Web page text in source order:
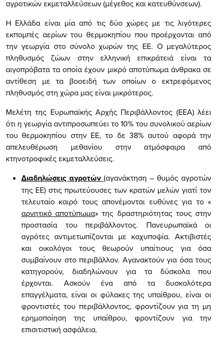
αγροτικών εκμεταλλεύσεων (μέγεθος και κατευθύνσεων).
Η Ελλάδα είναι μία από τις δύο χώρες με τις λιγότερες
εκπομπές αερίων του θερμοκηπίου που προέρχονται από
την γεωργία στο σύνολο χωρών της ΕΕ. Ο μεγαλύτερος
πληθυσμός ζώων στην ελληνική επικράτειά είναι τα
αιγοπρόβατα τα οποία έχουν μικρό αποτύπωμα άνθρακα σε
αντίθεση με τα βοοειδή των οποίων ο εκτρεφόμενος
πληθυσμός στη χώρα μας είναι μικρότερος.
Μελέτη της Ευρωπαϊκής Αρχής Περιβάλλοντος (ΕΕΑ) λέει
ότι η γεωργία αντιπροσωπεύει το 10% του συνολικού αερίων
του θερμοκηπίου στην ΕΕ, το δε 38% αυτού αφορά την
απελευθέρωση μεθανίου στην ατμόσφαιρα από
κτηνοτροφικές εκμεταλλεύσεις.
Διαδηλώσεις αγροτών (αγανάκτηση – θυμός αγροτών
της ΕΕ) στις πρωτεύουσες των κρατών μελών γιατί τον
τελευταίο καιρό τους απονέμονται ευθύνες για το «
αρνητικό αποτύπωμα» της δραστηριότητας τους στην
προστασία του περιβάλλοντος. Πανευρωπαϊκά οι
αγρότες αντιμετωπίζονται με καχυποψία. Ακτιβιστές
και οικολόγοι τους θεωρούν υπαίτιους για όσα
συμβαίνουν στο περιβάλλον. Αγανακτούν για όσα τους
κατηγορούν, διαδηλώνουν για τα δύσκολα που
έρχονται. Ασκούν ένα από τα δυσκολότερα
επαγγέλματα, είναι οι φύλακες της υπαίθρου, είναι οι
φροντιστές του περιβάλλοντος, φροντίζουν για τη μη
ερημοποίηση της υπαίθρου, φροντίζουν για την
επισιτιστική ασφάλεια.